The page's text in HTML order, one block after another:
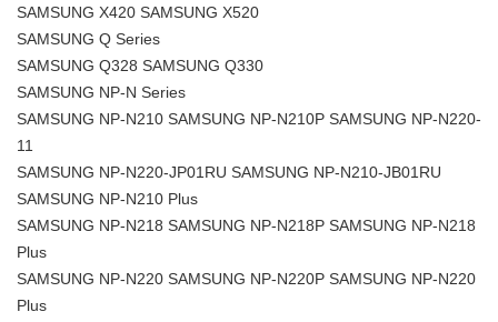
SAMSUNG X420 SAMSUNG X520
SAMSUNG Q Series
SAMSUNG Q328 SAMSUNG Q330
SAMSUNG NP-N Series
SAMSUNG NP-N210 SAMSUNG NP-N210P SAMSUNG NP-N220-
11
SAMSUNG NP-N220-JP01RU SAMSUNG NP-N210-JB01RU
SAMSUNG NP-N210 Plus
SAMSUNG NP-N218 SAMSUNG NP-N218P SAMSUNG NP-N218
Plus
SAMSUNG NP-N220 SAMSUNG NP-N220P SAMSUNG NP-N220
Plus